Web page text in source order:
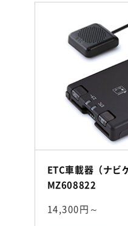
ETC車載器（ナビ
MZ608822
14,300円～